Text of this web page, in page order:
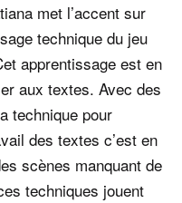
met l’accent sur
technique du jeu
apprentissage est en
aux textes. Avec des
technique pour
des textes c’est en
scènes manquant de
techniques jouent